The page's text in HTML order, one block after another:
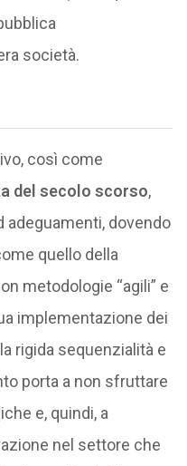
società.
così come
del secolo scorso,
dovendo
quello della
metodologie “agili” e
implementazione dei
rigida sequenzialità e
porta a non sfruttare
e, quindi, a
nel settore che